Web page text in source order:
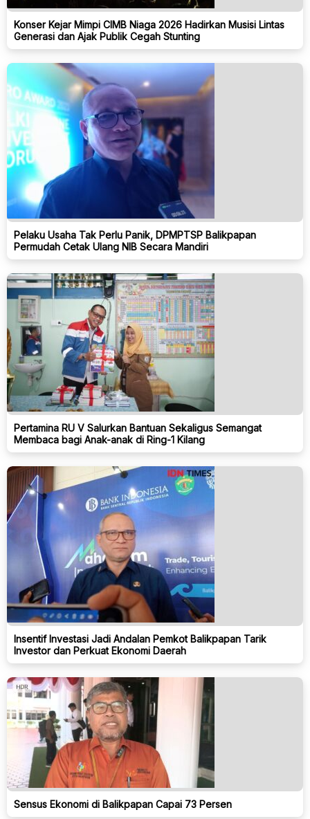
Konser Kejar Mimpi CIMB Niaga 2026 Hadirkan Musisi Lintas
Generasi dan Ajak Publik Cegah Stunting
Pelaku Usaha Tak Perlu Panik, DPMPTSP Balikpapan
Permudah Cetak Ulang NIB Secara Mandiri
Pertamina RU V Salurkan Bantuan Sekaligus Semangat
Membaca bagi Anak-anak di Ring-1 Kilang
Insentif Investasi Jadi Andalan Pemkot Balikpapan Tarik
Investor dan Perkuat Ekonomi Daerah
Sensus Ekonomi di Balikpapan Capai 73 Persen